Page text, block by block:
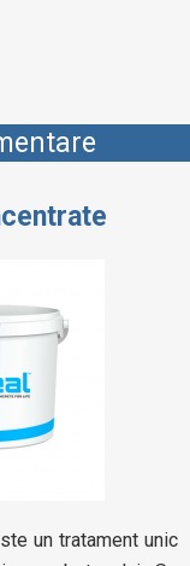
un tratament unic